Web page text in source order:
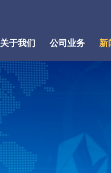
关于我们 公司业务 新